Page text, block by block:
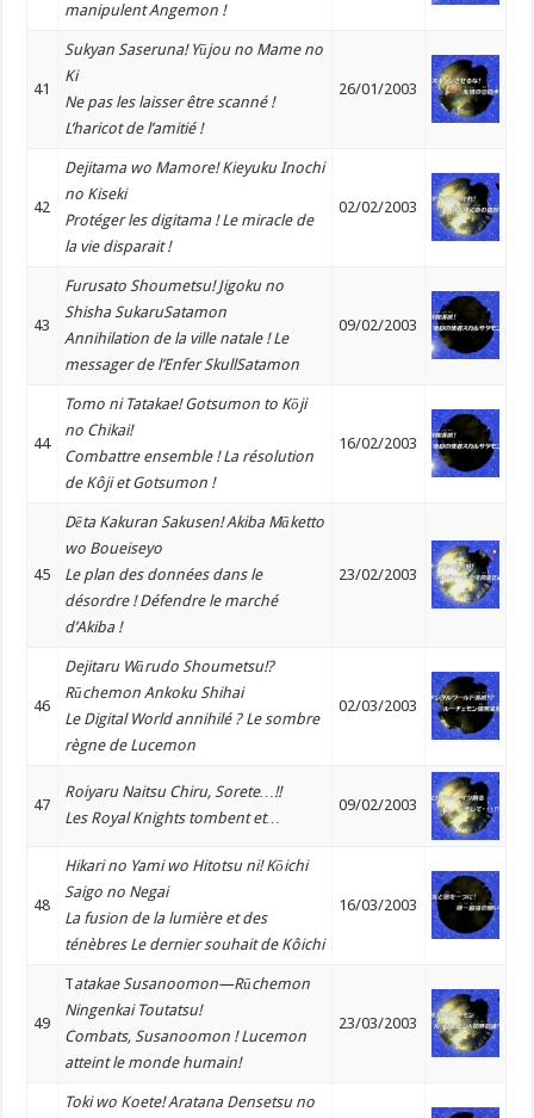
manipulent Angemon !
41
Sukyan Saseruna! Yūjou no Mame no
Ki
Ne pas les laisser être scanné !
L’haricot de l’amitié !
26/01/2003
42
Dejitama wo Mamore! Kieyuku Inochi
no Kiseki
Protéger les digitama ! Le miracle de
la vie disparait !
02/02/2003
43
Furusato Shoumetsu! Jigoku no
Shisha SukaruSatamon
Annihilation de la ville natale ! Le
messager de l’Enfer SkullSatamon
09/02/2003
44
Tomo ni Tatakae! Gotsumon to Kōji
no Chikai!
Combattre ensemble ! La résolution
de Kôji et Gotsumon !
16/02/2003
45
Dēta Kakuran Sakusen! Akiba Māketto
wo Boueiseyo
Le plan des données dans le
désordre ! Défendre le marché
d’Akiba !
23/02/2003
46
Dejitaru Wārudo Shoumetsu!?
Rūchemon Ankoku Shihai
Le Digital World annihilé ? Le sombre
règne de Lucemon
02/03/2003
47
Roiyaru Naitsu Chiru, Sorete…!!
Les Royal Knights tombent et…
09/02/2003
48
Hikari no Yami wo Hitotsu ni! Kōichi
Saigo no Negai
La fusion de la lumière et des
ténèbres Le dernier souhait de Kôichi
16/03/2003
49
Tatakae Susanoomon—Rūchemon
Ningenkai Toutatsu!
Combats, Susanoomon ! Lucemon
atteint le monde humain!
23/03/2003
Toki wo Koete! Aratana Densetsu no